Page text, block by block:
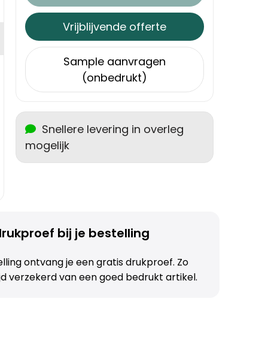
Vrijblijvende offerte
Sample aanvragen
(onbedrukt)
Snellere levering in overleg
mogelijk
bij je bestelling
ontvang je een gratis drukproef. Zo
verzekerd van een goed bedrukt artikel.